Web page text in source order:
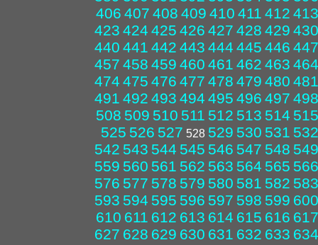
406 407 408 409 410 411 412 413
423 424 425 426 427 428 429 430
440 441 442 443 444 445 446 447
457 458 459 460 461 462 463 464
474 475 476 477 478 479 480 481
491 492 493 494 495 496 497 498
508 509 510 511 512 513 514 515
525 526 527 528 529 530 531 532
542 543 544 545 546 547 548 549
559 560 561 562 563 564 565 566
576 577 578 579 580 581 582 583
593 594 595 596 597 598 599 600
610 611 612 613 614 615 616 617
627 628 629 630 631 632 633 634